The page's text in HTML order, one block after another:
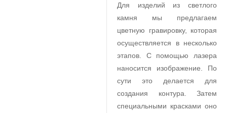
Для изделий из светлого
камня мы предлагаем
цветную гравировку, которая
осуществляется в несколько
этапов. С помощью лазера
наносится изображение. По
сути это делается для
создания контура. Затем
специальными красками оно